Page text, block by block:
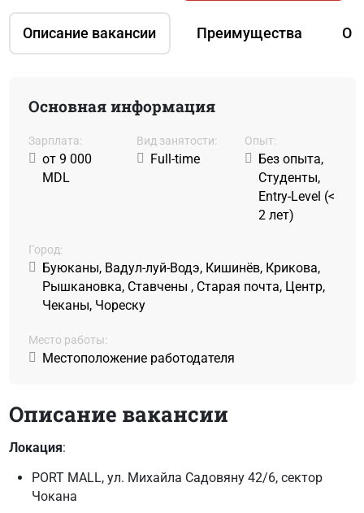
Описание вакансии Преимущества О
Основная информация
Зарплата:
от 9 000
MDL
Вид занятости:
Full-time
Oпыт:
Без опыта,
Студенты,
Entry-Level (<
2 лет)
Город:
Буюканы, Вадул-луй-Водэ, Кишинёв, Крикова,
Рышкановка, Ставчены , Старая почта, Центр,
Чеканы, Чореску
Место работы:
Местоположение работодателя
Описание вакансии
Локация:
PORT MALL, ул. Михайла Садовяну 42/6, сектор
Чокана